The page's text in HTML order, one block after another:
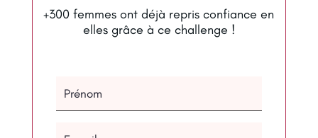
+300 femmes ont déjà repris confiance en
elles grâce à ce challenge !